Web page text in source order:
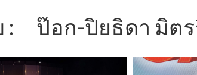
: ป๊อก-ปิยธิดา มิต